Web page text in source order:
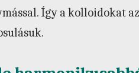
Így a kolloidokat